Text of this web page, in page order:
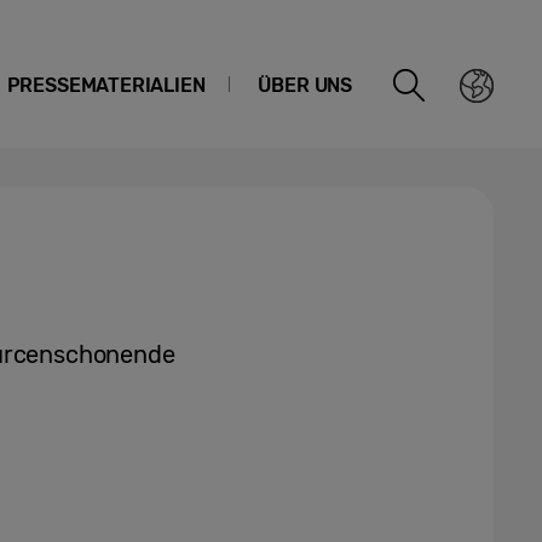
PRESSEMATERIALIEN ÜBER UNS